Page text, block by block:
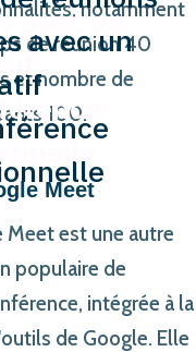
avec unnotamment
de réunion 40
et nombre de
100.
Meet
Meet est une autre
populaire de
intégrée à la
de Google. Elle